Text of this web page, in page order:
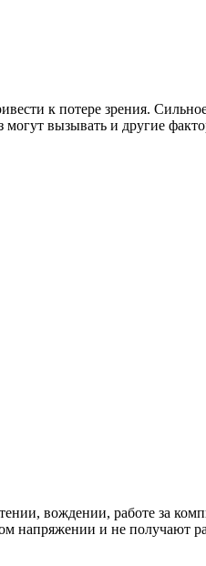
вызывать и другие
вождении, работе за
напряжении и не получают